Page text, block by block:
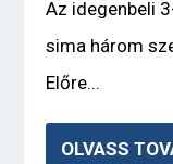
Az idegenbeli
sima három
Előre...
OLVASS